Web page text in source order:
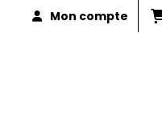
Mon compte